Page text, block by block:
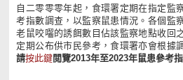
自二零零零年起，食環署定期在指定監
考指數調查，以監察鼠患情況。各個監
老鼠咬囓的誘餌數目佔該監察地點收回
定期公布供市民參考，食環署亦會根據
請按此鍵閲覽2013年至2023年鼠患參考